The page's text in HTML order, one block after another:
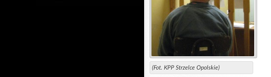
(Fot. KPP Strzelce Opolskie)